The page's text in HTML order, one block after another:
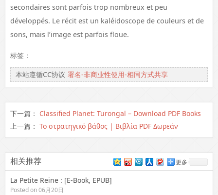
secondaires sont parfois trop nombreux et peu
développés. Le récit est un kaléidoscope de couleurs et de
sons, mais l’image est parfois floue.
标签：
本站遵循CC协议 署名-非商业性使用-相同方式共享
下一篇： Classified Planet: Turongal – Download PDF Books
上一篇： Το στρατηγικό βάθος | Βιβλία PDF Δωρεάν
相关推荐 更多
La Petite Reine : [E-Book, EPUB]
Posted on 06月20日